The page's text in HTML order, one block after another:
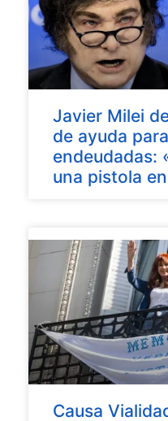
Javier Milei
de ayuda
endeudadas:
una pistola
Causa